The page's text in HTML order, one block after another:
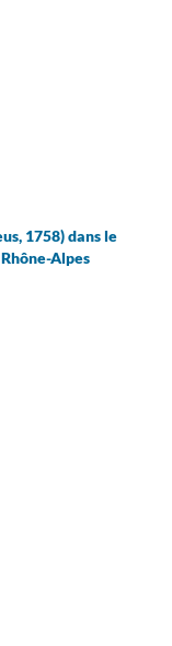
1758) dans le
Alpes